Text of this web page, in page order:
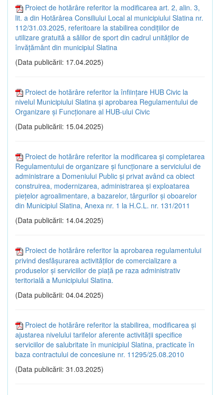
Proiect de hotărâre referitor la modificarea art. 2, alin. 3,
lit. a din Hotărârea Consiliului Local al municipiului Slatina nr.
112/31.03.2025, referitoare la stabilirea condițiilor de
utilizare gratuită a sălilor de sport din cadrul unităților de
învățământ din municipiul Slatina
(Data publicării: 17.04.2025)
Proiect de hotărâre referitor la înființare HUB Civic la
nivelul Municipiului Slatina și aprobarea Regulamentului de
Organizare și Funcționare al HUB-ului Civic
(Data publicării: 15.04.2025)
Proiect de hotărâre referitor la modificarea și completarea
Regulamentului de organizare și funcționare a serviciului de
administrare a Domeniului Public și privat având ca obiect
construirea, modernizarea, administrarea și exploatarea
piețelor agroalimentare, a bazarelor, târgurilor și oboarelor
din Municipiul Slatina, Anexa nr. 1 la H.C.L. nr. 131/2011
(Data publicării: 14.04.2025)
Proiect de hotărâre referitor la aprobarea regulamentului
privind desfăşurarea activităţilor de comercializare a
produselor şi serviciilor de piaţă pe raza administrativ
teritorială a Municipiului Slatina.
(Data publicării: 04.04.2025)
Proiect de hotărâre referitor la stabilirea, modificarea şi
ajustarea nivelului tarifelor aferente activității specifice
serviciilor de salubritate în municipiul Slatina, practicate în
baza contractului de concesiune nr. 11295/25.08.2010
(Data publicării: 31.03.2025)